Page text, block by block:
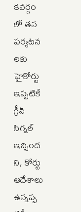
కవర్గం
లో తన
పర్యటన
లకు
హైకోర్టు
ఇప్పటికే
గ్రీన్
సిగ్నల్
ఇచ్చింద
ని, కోర్టు
ఆదేశాలు
ఉన్నప్ప